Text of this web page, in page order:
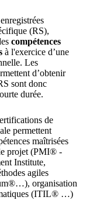
(RS),
compétences
à l'exercice d’une
Les
d’obtenir
sont donc
durée.
de
permettent
maîtrisées
projet (PMI® -
Institute,
agiles
organisation
(ITIL® …)